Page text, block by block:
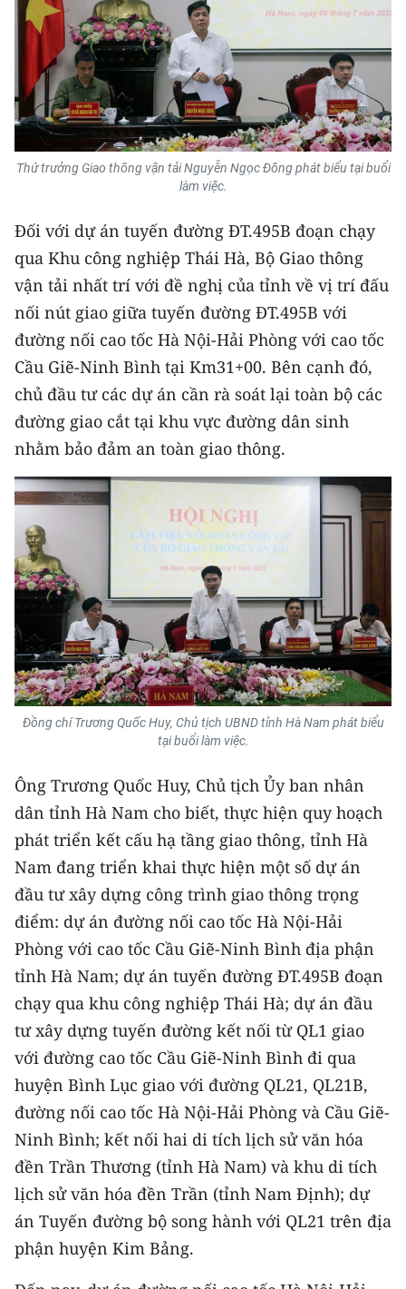
Media Xã hội
Media Pháp luật
Media Du lịch
Media Thế giới
Media Giáo dục
Media Y tế
Media Khoa học - Công nghệ
Media Môi trường
Ảnh
Infographic
TIN MỚI
TIN ĐỊA PHƯƠNG
Trung du và miền núi phía Bắc
Đồng bằng sông Hồng
Bắc Trung Bộ
Duyên hải Nam Trung Bộ và Tây
Nguyên
Đồng bằng sông Cửu Long
Chuyên trang Hà Nội
Chuyên trang TP. Hồ Chí Minh
CHUYÊN ĐỀ
CÁC CHUYÊN TRANG
VỀ BÁO NHÂN DÂN
THỜI NAY
NHÂN DÂN CUỐI TUẦN
NHÂN DÂN HẰNG THÁNG
MUA BÁO
ĐỌC BÁO IN
Thứ trưởng Giao thông vận tải Nguyễn Ngọc Đông phát biểu tại buổi
làm việc.
Đối với dự án tuyến đường ĐT.495B đoạn chạy
qua Khu công nghiệp Thái Hà, Bộ Giao thông
vận tải nhất trí với đề nghị của tỉnh về vị trí đấu
nối nút giao giữa tuyến đường ĐT.495B với
đường nối cao tốc Hà Nội-Hải Phòng với cao tốc
Cầu Giẽ-Ninh Bình tại Km31+00. Bên cạnh đó,
chủ đầu tư các dự án cần rà soát lại toàn bộ các
đường giao cắt tại khu vực đường dân sinh
nhằm bảo đảm an toàn giao thông.
Đồng chí Trương Quốc Huy, Chủ tịch UBND tỉnh Hà Nam phát biểu
tại buổi làm việc.
Ông Trương Quốc Huy, Chủ tịch Ủy ban nhân
dân tỉnh Hà Nam cho biết, thực hiện quy hoạch
phát triển kết cấu hạ tầng giao thông, tỉnh Hà
Nam đang triển khai thực hiện một số dự án
đầu tư xây dựng công trình giao thông trọng
điểm: dự án đường nối cao tốc Hà Nội-Hải
Phòng với cao tốc Cầu Giẽ-Ninh Bình địa phận
tỉnh Hà Nam; dự án tuyến đường ĐT.495B đoạn
chạy qua khu công nghiệp Thái Hà; dự án đầu
tư xây dựng tuyến đường kết nối từ QL1 giao
với đường cao tốc Cầu Giẽ-Ninh Bình đi qua
huyện Bình Lục giao với đường QL21, QL21B,
đường nối cao tốc Hà Nội-Hải Phòng và Cầu Giẽ-
Ninh Bình; kết nối hai di tích lịch sử văn hóa
đền Trần Thương (tỉnh Hà Nam) và khu di tích
lịch sử văn hóa đền Trần (tỉnh Nam Định); dự
án Tuyến đường bộ song hành với QL21 trên địa
phận huyện Kim Bảng.